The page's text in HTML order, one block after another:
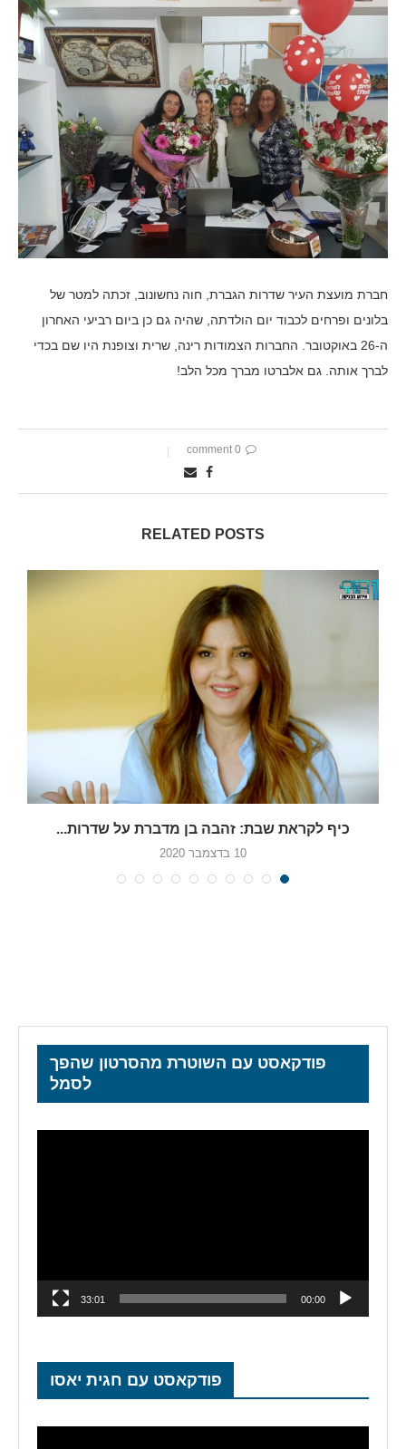
חברת מועצת העיר שדרות הגברת, חוה נחשונוב, זכתה למטר של
בלונים ופרחים לכבוד יום הולדתה, שהיה גם כן ביום רביעי האחרון
ה-26 באוקטובר. החברות הצמודות רינה, שרית וצופנת היו שם בכדי
לברך אותה. גם אלברטו מברך מכל הלב!
0 comment
RELATED POSTS
כיף לקראת שבת: זהבה בן מדברת על שדרות...
10 בדצמבר 2020
פודקאסט עם השוטרת מהסרטון שהפך
לסמל
00:00
33:01
פודקאסט עם חגית יאסו